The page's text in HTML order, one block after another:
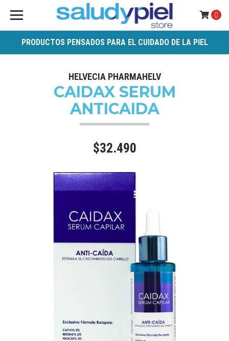
PRODUCTOS PENSADOS PARA EL CUIDADO DE LA PIEL
0
HELVECIA PHARMAHELV
CAIDAX SERUM
ANTICAIDA
$32.490